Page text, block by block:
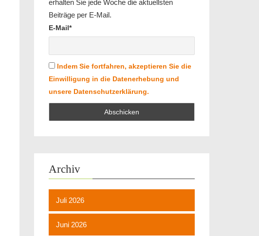
erhalten Sie jede Woche die aktuellsten
Beiträge per E-Mail.
E-Mail*
Indem Sie fortfahren, akzeptieren Sie die
Einwilligung in die Datenerhebung und
unsere Datenschutzerklärung.
Archiv
Juli 2026
Juni 2026